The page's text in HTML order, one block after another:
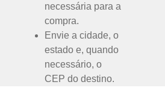
necessária para a
compra.
Envie a cidade, o
estado e, quando
necessário, o
CEP do destino.